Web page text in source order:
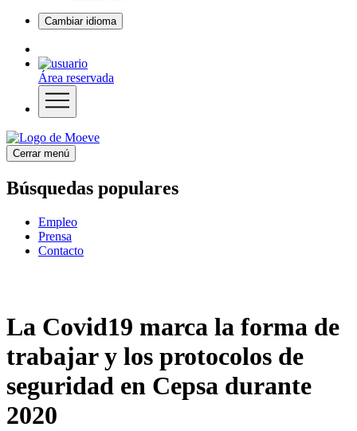
Cambiar idioma
Área reservada
Cerrar menú
Búsquedas populares
Empleo
Prensa
Contacto
La Covid19 marca la forma de
trabajar y los protocolos de
seguridad en Cepsa durante
2020